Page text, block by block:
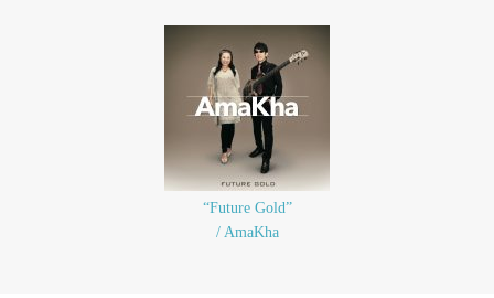
“Future Gold”
/ AmaKha